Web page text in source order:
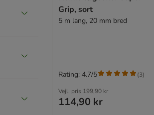
Grip, sort
5 m lang, 20 mm bred
Vejl. pris 199,90 kr
114,90 kr
Rating: 4.7/5 (3)